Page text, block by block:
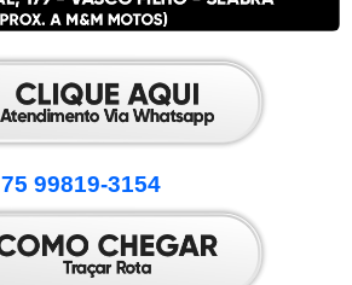
75 99819-3154